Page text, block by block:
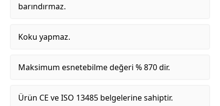
barındırmaz.
Koku yapmaz.
Maksimum esnetebilme değeri % 870 dir.
Ürün CE ve ISO 13485 belgelerine sahiptir.